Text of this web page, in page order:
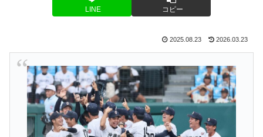
LINE コピー
2025.08.23 2026.03.23